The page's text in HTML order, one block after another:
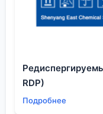
пленку на
Практические
классические
просто не
жирные кислоты
гидроксамовые
Редиспергируемый
RDP)
Подробнее